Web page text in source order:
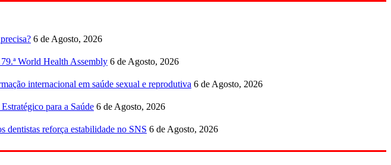
6 de Agosto, 2026
World Health Assembly 6 de Agosto, 2026
internacional em saúde sexual e reprodutiva 6 de Agosto, 2026
para a Saúde 6 de Agosto, 2026
dentistas reforça estabilidade no SNS 6 de Agosto, 2026